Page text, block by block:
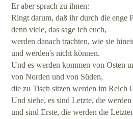
Er aber sprach zu ihnen:
Ringt darum, daß ihr durch die enge
denn viele, das sage ich euch,
werden danach trachten, wie sie
und werden's nicht können.
Und es werden kommen von Osten
von Norden und von Süden,
die zu Tisch sitzen werden im Reich
Und siehe, es sind Letzte, die
und sind Erste, die werden die